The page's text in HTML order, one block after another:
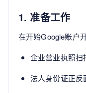
1. 准备工作
在开始Google账户
企业营业执照扫
法人身份证正反